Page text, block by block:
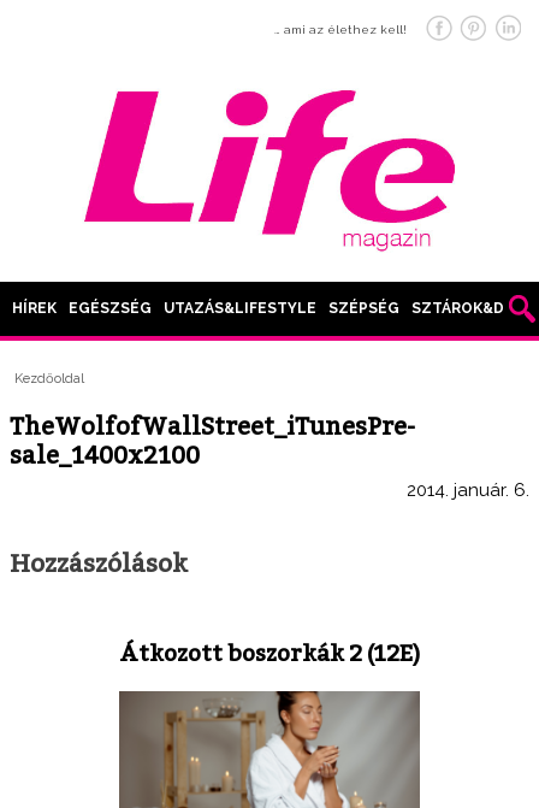
… ami az élethez kell!
HÍREK EGÉSZSÉG UTAZÁS&LIFESTYLE SZÉPSÉG SZTÁROK&DIVAT
Kezdőoldal
TheWolfofWallStreet_iTunesPre-
sale_1400x2100
2014. január. 6.
Hozzászólások
Átkozott boszorkák 2 (12E)